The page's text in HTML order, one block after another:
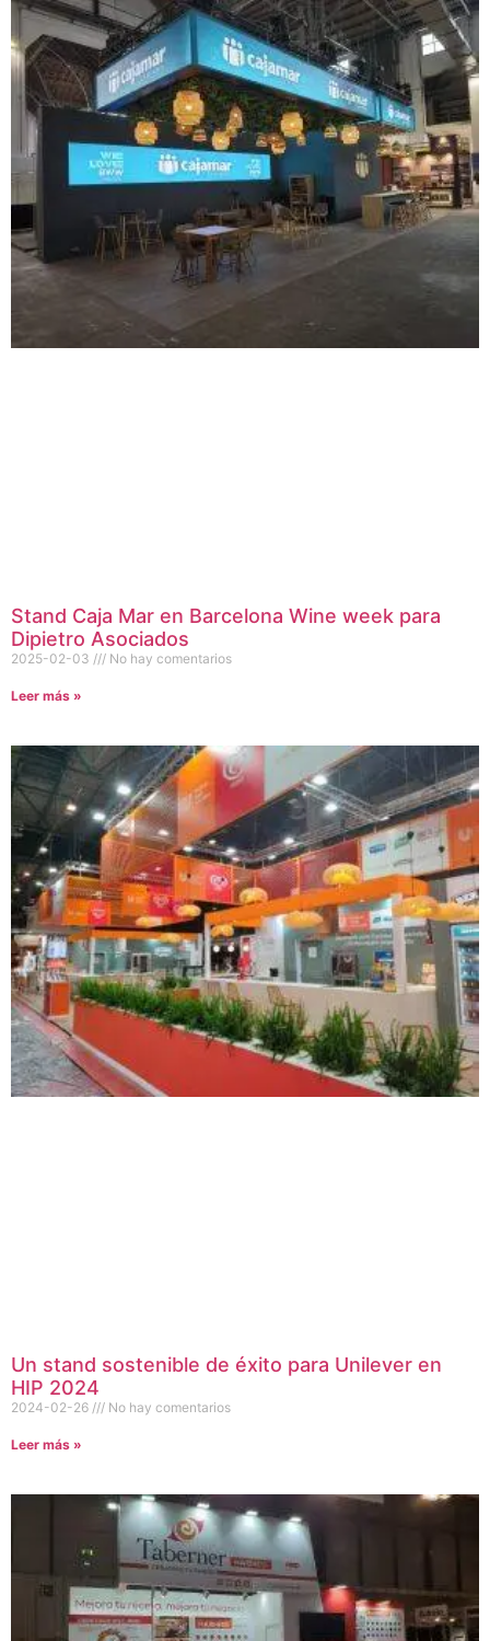
Stand Caja Mar en Barcelona Wine week para
Dipietro Asociados
2025-02-03 No hay comentarios
Leer más »
Un stand sostenible de éxito para Unilever en
HIP 2024
2024-02-26 No hay comentarios
Leer más »